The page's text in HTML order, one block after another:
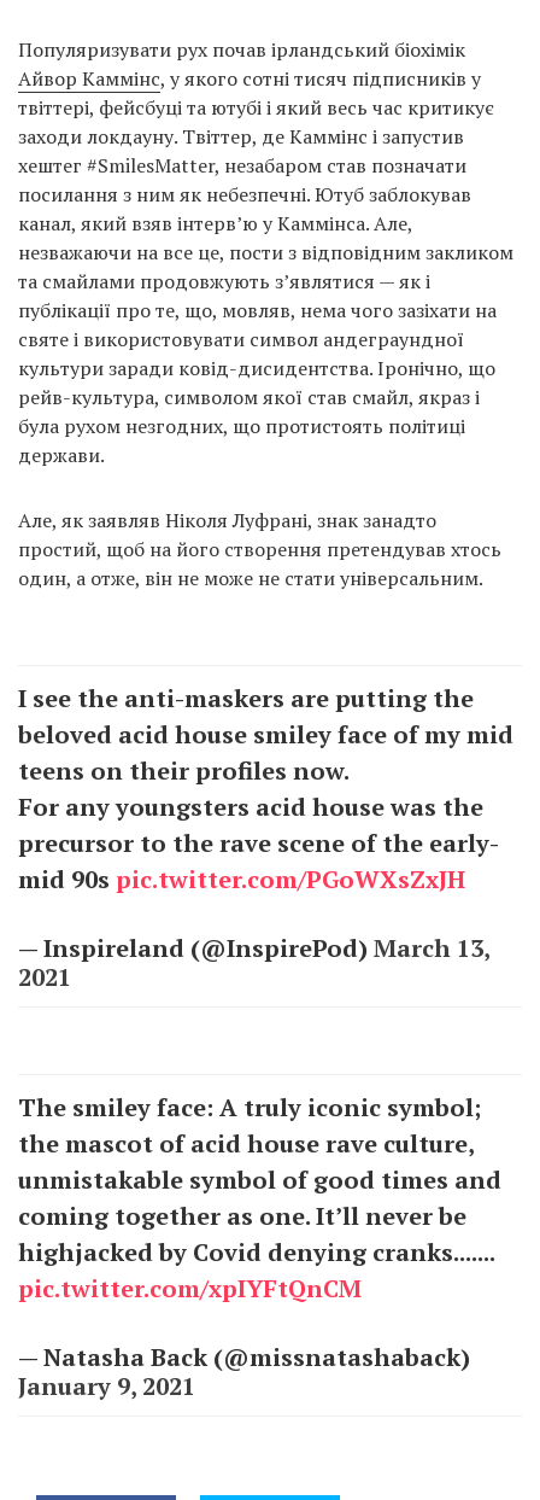
Популяризувати рух почав ірландський біохімік
Айвор Каммінс, у якого сотні тисяч підписників у
твіттері, фейсбуці та ютубі і який весь час критикує
заходи локдауну. Твіттер, де Каммінс і запустив
хештег #SmilesMatter, незабаром став позначати
посилання з ним як небезпечні. Ютуб заблокував
канал, який взяв інтерв’ю у Каммінса. Але,
незважаючи на все це, пости з відповідним закликом
та смайлами продовжують з’являтися — як і
публікації про те, що, мовляв, нема чого зазіхати на
святе і використовувати символ андеграундної
культури заради ковід-дисидентства. Іронічно, що
рейв-культура, символом якої став смайл, якраз і
була рухом незгодних, що протистоять політиці
держави.
Але, як заявляв Ніколя Луфрані, знак занадто
простий, щоб на його створення претендував хтось
один, а отже, він не може не стати універсальним.
I see the anti-maskers are putting the
beloved acid house smiley face of my mid
teens on their profiles now.
For any youngsters acid house was the
precursor to the rave scene of the early-
mid 90s pic.twitter.com/PGoWXsZxJH
— Inspireland (@InspirePod) March 13,
2021
The smiley face: A truly iconic symbol;
the mascot of acid house rave culture,
unmistakable symbol of good times and
coming together as one. It’ll never be
highjacked by Covid denying cranks.......
pic.twitter.com/xpIYFtQnCM
— Natasha Back (@missnatashaback)
January 9, 2021